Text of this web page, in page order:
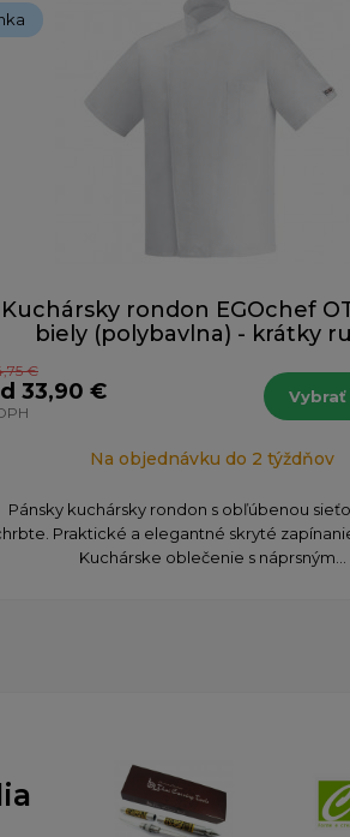
Kuchársky rondon EGOchef
biely (polybavlna) - krátky
€
33,90 €
Na objednávku do 2 týždňov
Pánsky kuchársky rondon s obľúbenou
Praktické a elegantné skryté
Kuchárske oblečenie s náprsným...